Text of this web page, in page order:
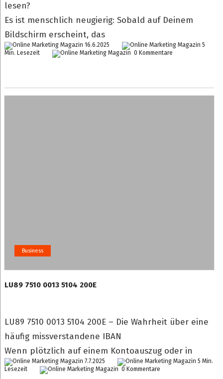
lesen?
Es ist menschlich neugierig: Sobald auf Deinem
Bildschirm erscheint, das
16.6.2025
5
Min. Lesezeit
0 Kommentare
Business
LU89 7510 0013 5104 200E
LU89 7510 0013 5104 200E – Die Wahrheit über eine
häufig missverstandene IBAN
Wenn plötzlich auf einem Kontoauszug oder in
7.7.2025
5 Min.
Lesezeit
0 Kommentare